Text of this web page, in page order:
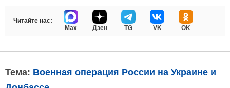
Читайте нас:
Max
Дзен TG VK OK
Тема: Военная операция России на Украине и